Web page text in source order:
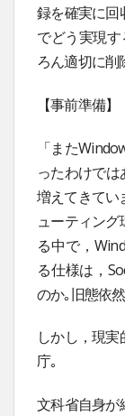
録を確実に回
でどう実現
ろん適切に削
【事前準備】
「また
ったわけで
増えてきてい
ューティン
る中で，
る仕様は，
のか｡旧態依
しかし，現
庁｡
文科省自身が